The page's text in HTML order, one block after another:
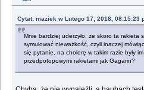
Cytat: maziek w Lutego 17, 2018, 08:15:23
Mnie bardziej uderzyło, że skoro ta rakieta
symulować nieważkość, czyli inaczej
się pytanie, na cholerę w takim razie były
przedpotopowymi rakietami jak Gagarin?